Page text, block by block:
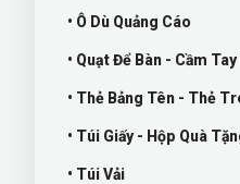
• Ô Dù Quảng Cáo
• Quạt Để Bàn - Cầm
• Thẻ Bảng Tên - Thẻ
• Túi Giấy - Hộp Quà
• Túi Vải